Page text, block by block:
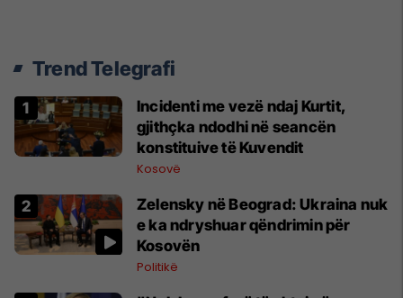
Trend Telegrafi
Incidenti me vezë ndaj Kurtit,
gjithçka ndodhi në seancën
konstituive të Kuvendit
Kosovë
Zelensky në Beograd: Ukraina nuk
e ka ndryshuar qëndrimin për
Kosovën
Politikë